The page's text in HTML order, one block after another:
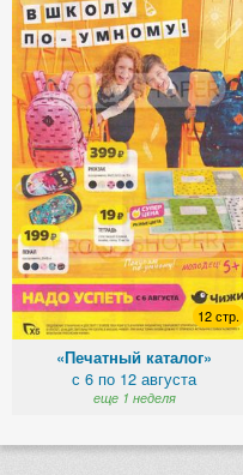
12 стр.
«Печатный каталог»
с 6 по 12 августа
еще 1 неделя